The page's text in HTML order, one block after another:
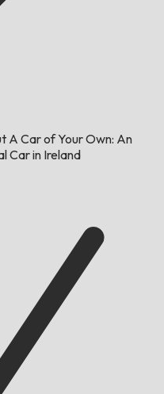
A Car of Your Own: An
Car in Ireland